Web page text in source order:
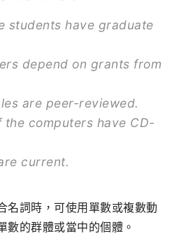
students have graduate
depend on grants from
are peer-reviewed.
computers have CD-
current.
名詞時，可使用單數或複數動
數的群體或當中的個體。